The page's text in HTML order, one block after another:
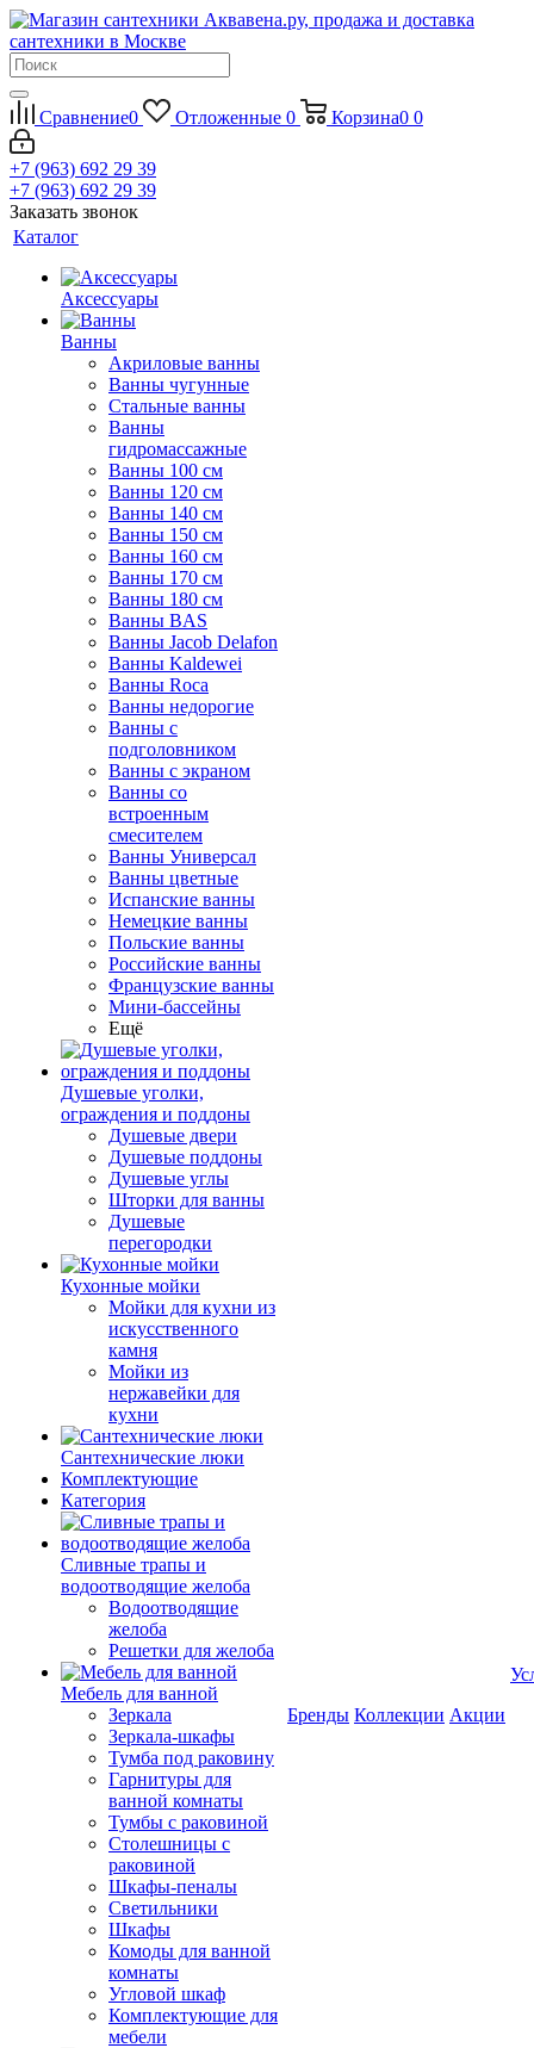
Сравнение0 Отложенные 0 Корзина0 0
+7 (963) 692 29 39
+7 (963) 692 29 39
Заказать звонок
Каталог
Аксессуары
Ванны
Акриловые ванны
Ванны чугунные
Стальные ванны
Ванны
гидромассажные
Ванны 100 см
Ванны 120 см
Ванны 140 см
Ванны 150 см
Ванны 160 см
Ванны 170 см
Ванны 180 см
Ванны BAS
Ванны Jacob Delafon
Ванны Kaldewei
Ванны Roca
Ванны недорогие
Ванны с
подголовником
Ванны с экраном
Ванны со
встроенным
смесителем
Ванны Универсал
Ванны цветные
Испанские ванны
Немецкие ванны
Польские ванны
Российские ванны
Французские ванны
Мини-бассейны
Ещё
Душевые уголки,
ограждения и поддоны
Душевые двери
Душевые поддоны
Душевые углы
Шторки для ванны
Душевые
перегородки
Кухонные мойки
Мойки для кухни из
искусственного
камня
Мойки из
нержавейки для
кухни
Сантехнические люки
Комплектующие
Категория
Cливные трапы и
водоотводящие желоба
Водоотводящие
желоба
Решетки для желоба
Мебель для ванной
Зеркала
Зеркала-шкафы
Тумба под раковину
Гарнитуры для
ванной комнаты
Тумбы с раковиной
Столешницы с
раковиной
Шкафы-пеналы
Светильники
Шкафы
Комоды для ванной
комнаты
Угловой шкаф
Комплектующие для
мебели
Бренды Коллекции Акции